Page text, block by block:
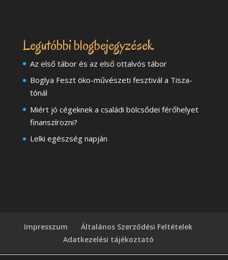
Legutóbbi blogbejegyzések
Az első tábor és az első ottalvós tábor
Boglya Feszt öko-művészeti fesztivál a Tisza-
tónál
Miért jó cégeknek a családi bölcsődei férőhelyet
finanszírozni?
Lelki egészség napján
Impresszum
Általános Szerződési Feltételek
Adatkezelési tájékoztató